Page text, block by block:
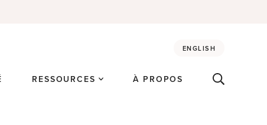
ENGLISH
RESSOURCES À PROPOS